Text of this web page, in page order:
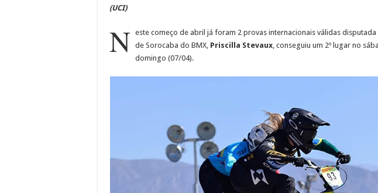
(UCI)
N este começo de abril já foram 2 provas internacionais válidas
de Sorocaba do BMX, Priscilla Stevaux , conseguiu um 2º lugar no
domingo (07/04).